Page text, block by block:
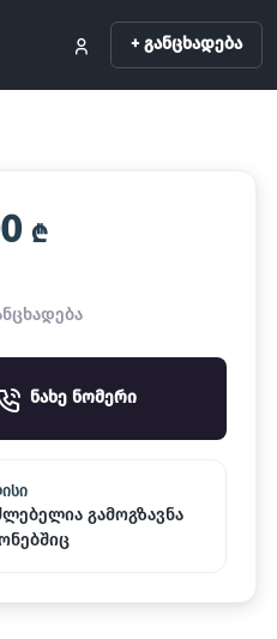
+ განცხადება
₾
ნახე ნომერი
გამოგზავნა